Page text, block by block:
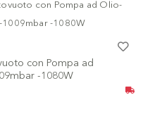
con Pompa ad
-1080W